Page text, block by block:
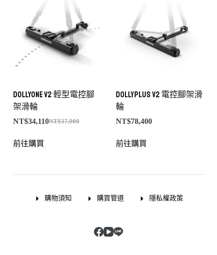
DollyONE v2 輕型電控腳
架滑輪
NT$37,900
NT$34,110
前往購買
DollyPLUS v2 電控腳架滑
輪
NT$78,400
前往購買
購物須知 購買管道 隱私權政策